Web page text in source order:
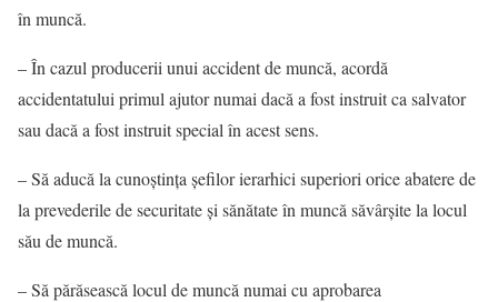
în muncă.
– În cazul producerii unui accident de muncă, acordă
accidentatului primul ajutor numai dacă a fost instruit ca salvator
sau dacă a fost instruit special în acest sens.
– Să aducă la cunoştinţa şefilor ierarhici superiori orice abatere de
la prevederile de securitate şi sănătate în muncă săvârşite la locul
său de muncă.
– Să părăsească locul de muncă numai cu aprobarea